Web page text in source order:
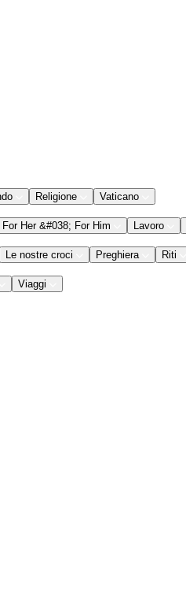
Religione Vaticano
For Her &#038; For Him Lavoro
Le nostre croci Preghiera Riti
Viaggi